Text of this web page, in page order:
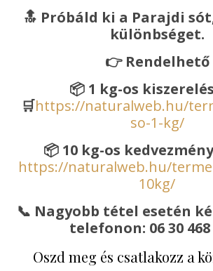
🔝 Próbáld ki a Parajdi
különbséget.
👉Rendelhető
📦1 kg-os
🛒https://naturalweb.hu/
so-1-kg/
📦10 kg-os
https://naturalweb.hu/
10kg/
📞 Nagyobb tétel esetén
telefonon: 06 30 468
Oszd meg és csatlakozz a